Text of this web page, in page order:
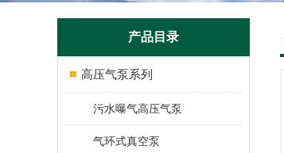
产品目录
高压气泵系列
污水曝气高压气泵
气环式真空泵